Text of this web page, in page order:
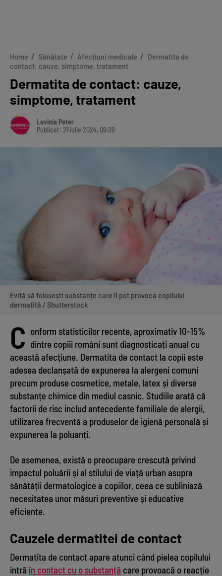
Home Sănătate Afecțiuni medicale
Dermatita de
contact: cauze, simptome, tratament
Dermatita de contact: cauze,
simptome, tratament
Lavinia Peter
Publicat: 21 iulie 2024, 09:39
Evită să folosești substanțe care îi pot provoca copilului
dermatită / Shutterstock
C onform statisticilor recente, aproximativ 10-15%
dintre copiii români sunt diagnosticați anual cu
această afecțiune. Dermatita de contact la copii este
adesea declanșată de expunerea la alergeni comuni
precum produse cosmetice, metale, latex și diverse
substanțe chimice din mediul casnic. Studiile arată că
factorii de risc includ antecedente familiale de alergii,
utilizarea frecventă a produselor de igienă personală și
expunerea la poluanți.
De asemenea, există o preocupare crescută privind
impactul poluării și al stilului de viață urban asupra
sănătății dermatologice a copiilor, ceea ce subliniază
necesitatea unor măsuri preventive și educative
eficiente.
Cauzele dermatitei de contact
Dermatita de contact apare atunci când pielea copilului
intrăîn contact cu o substanță care provoacă o reacție